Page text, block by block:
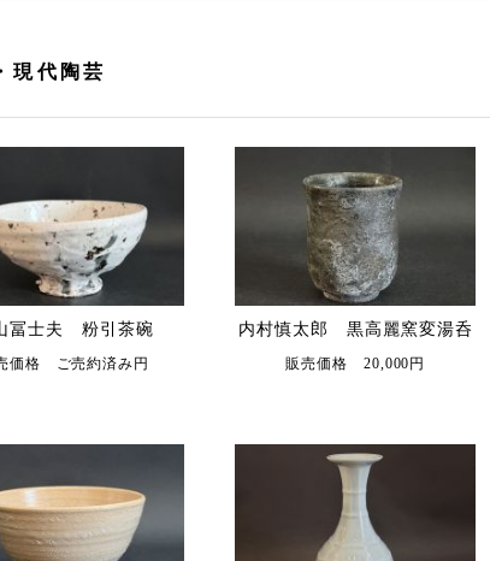
現代陶芸
冨士夫 粉引茶碗
価格 ご売約済み円
内村慎太郎 黒高麗窯変湯呑
販売価格 20,000円